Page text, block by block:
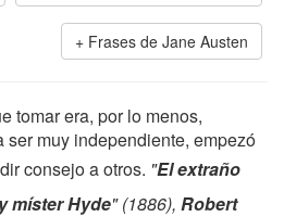
Frases de Jane Austen
tomar era, por lo menos,
muy independiente, empezó
consejo a otros. "El extraño
míster Hyde" (1886), Robert